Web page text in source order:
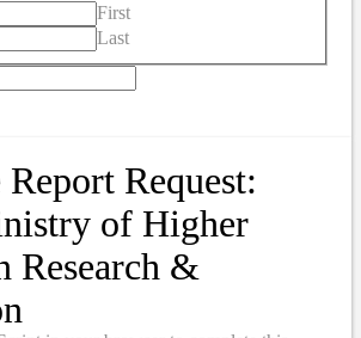
First
Last
Request:
of Higher
Research &